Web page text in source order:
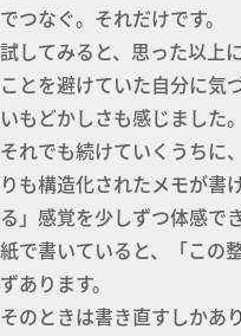
でつなぐ。それだけです。
試してみると、思った以上
ことを避けていた自分に気
いもどかしさも感じました。
それでも続けていくうちに
りも構造化されたメモが書
る」感覚を少しずつ体感で
紙で書いていると、「この
ずあります。
そのときは書き直すしかあ